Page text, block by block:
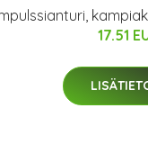
17.51